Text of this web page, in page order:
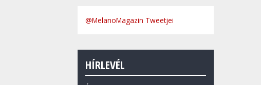
@MelanoMagazin Tweetjei
HÍRLEVÉL